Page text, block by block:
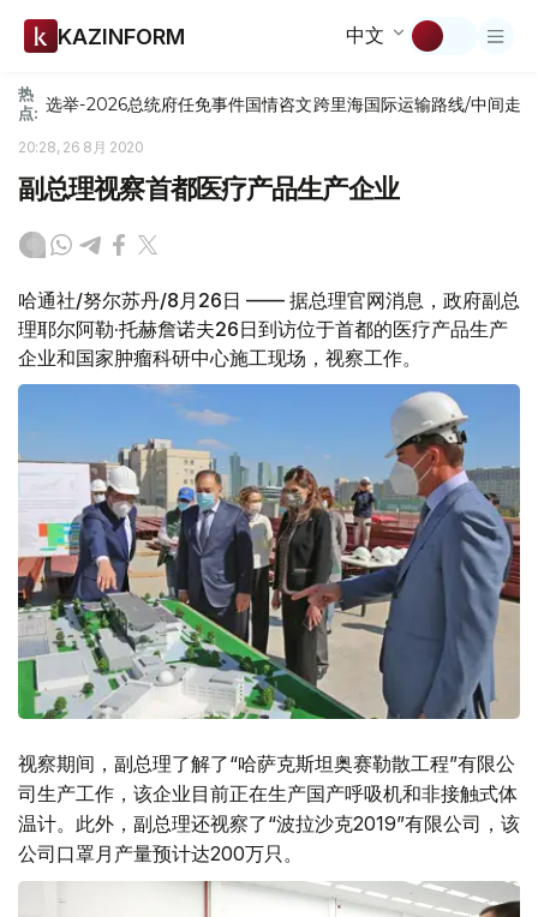
KAZINFORM 中文
热
点: 选举-2026总统府任免事件国情咨文跨里海国际运输路线/中间走廊
20:28, 26 8月 2020
副总理视察首都医疗产品生产企业
哈通社/努尔苏丹/8月26日 —— 据总理官网消息，政府副总
理耶尔阿勒·托赫詹诺夫26日到访位于首都的医疗产品生产
企业和国家肿瘤科研中心施工现场，视察工作。
视察期间，副总理了解了“哈萨克斯坦奥赛勒散工程”有限公
司生产工作，该企业目前正在生产国产呼吸机和非接触式体
温计。此外，副总理还视察了“波拉沙克2019”有限公司，该
公司口罩月产量预计达200万只。